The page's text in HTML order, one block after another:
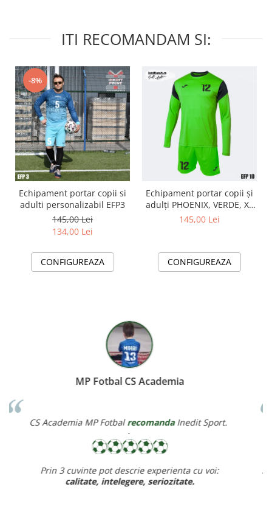
ITI RECOMANDAM SI:
-8%
Echipament portar copii si
adulti personalizabil EFP3
145,00 Lei
134,00 Lei
CONFIGUREAZA
Echipament portar copii și
adulți PHOENIX, VERDE, XL
EFP10
145,00 Lei
CONFIGUREAZA
Miereanu Corina
Corina Violeta Miereanrecomanda Inedit Sport.
Recomand cu drag inedit sport pt rapiditate, calitate si pret
ff bun,